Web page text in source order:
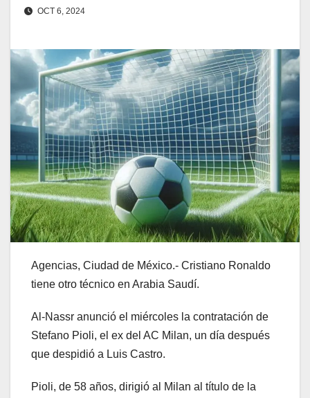
OCT 6, 2024
Agencias, Ciudad de México.- Cristiano Ronaldo
tiene otro técnico en Arabia Saudí.
Al-Nassr anunció el miércoles la contratación de
Stefano Pioli, el ex del AC Milan, un día después
que despidió a Luis Castro.
Pioli, de 58 años, dirigió al Milan al título de la